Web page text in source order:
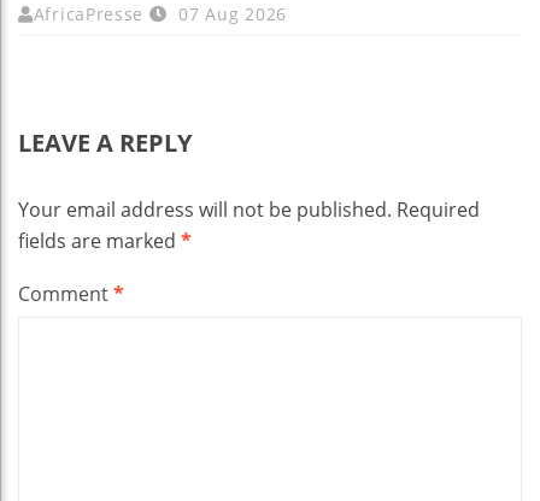
AfricaPresse 07 Aug 2026
LEAVE A REPLY
Your email address will not be published. Required
fields are marked *
Comment*